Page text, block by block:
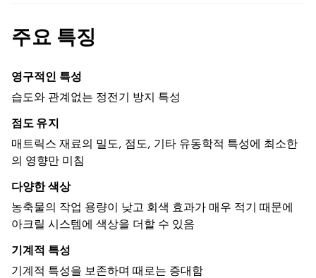
주요 특징
영구적인 특성
습도와 관계없는 정전기 방지 특성
점도 유지
매트릭스 재료의 밀도, 점도, 기타 유동학적 특성에 최소한
의 영향만 미침
다양한 색상
농축물의 작업 용량이 낮고 회색 효과가 매우 적기 때문에
아크릴 시스템에 색상을 더할 수 있음
기계적 특성
기계적 특성을 보존하며 때로는 증대함